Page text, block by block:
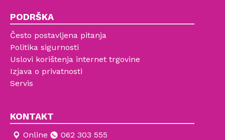
PODRŠKA
Često postavljena pitanja
Politika sigurnosti
Uslovi korištenja internet trgovine
Izjava o privatnosti
Servis
KONTAKT
Online
062 303 555